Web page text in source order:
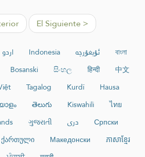
El Siguiente >
اردو Indonesia ئۇيغۇرچە
বাংলা
Bosanski සිංහල हिन्दी
中文
Tagalog Kurdî
Hausa
తెలుగు Kiswahili
ไทย
ગુજરાતી دری
Српски
ქართული Македонски
ភាសាខ្មែរ